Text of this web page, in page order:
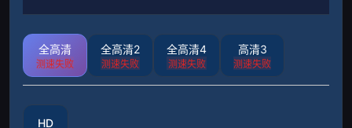
全高清
测速失败
全高清2
测速失败
全高清4
测速失败
高清3
测速失败
HD